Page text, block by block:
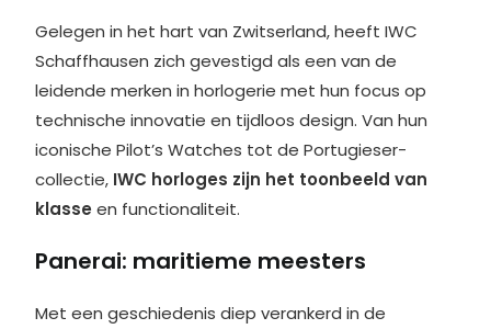
Gelegen in het hart van Zwitserland, heeft IWC
Schaffhausen zich gevestigd als een van de
leidende merken in horlogerie met hun focus op
technische innovatie en tijdloos design. Van hun
iconische Pilot’s Watches tot de Portugieser-
collectie, IWC horloges zijn het toonbeeld van
klasse en functionaliteit.
Panerai: maritieme meesters
Met een geschiedenis diep verankerd in de